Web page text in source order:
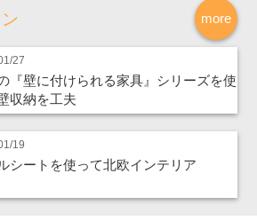
more
27
『壁に付けられる家具』シリーズを使
収納を工夫
19
シートを使って北欧インテリア